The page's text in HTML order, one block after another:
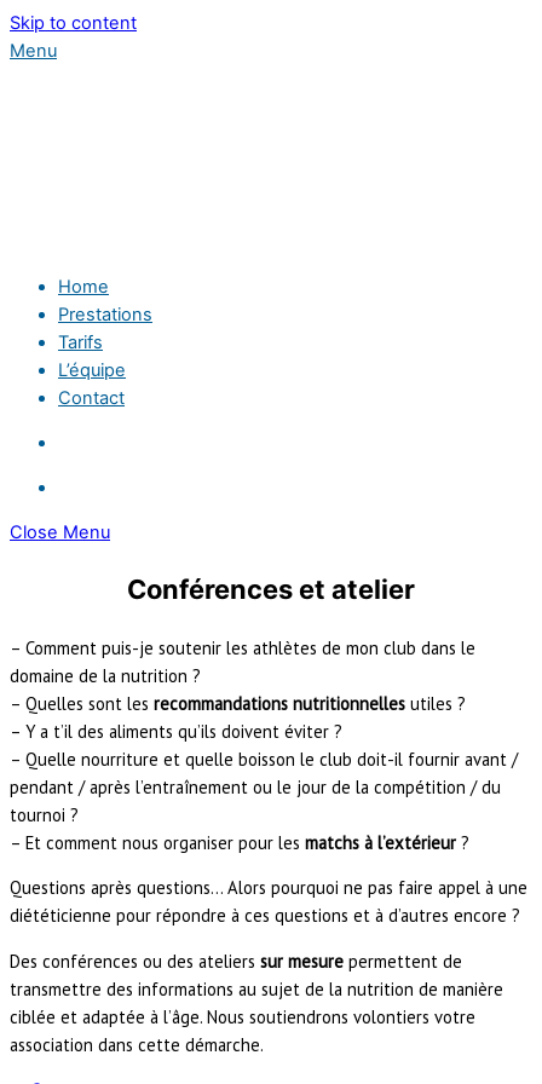
Skip to content
Menu
Home
Prestations
Tarifs
L’équipe
Contact
Close Menu
Conférences et atelier
– Comment puis-je soutenir les athlètes de mon club dans le
domaine de la nutrition ?
– Quelles sont les recommandations nutritionnelles utiles ?
– Y a t’il des aliments qu’ils doivent éviter ?
– Quelle nourriture et quelle boisson le club doit-il fournir avant /
pendant / après l’entraînement ou le jour de la compétition / du
tournoi ?
– Et comment nous organiser pour les matchs à l’extérieur ?
Questions après questions… Alors pourquoi ne pas faire appel à une
diététicienne pour répondre à ces questions et à d’autres encore ?
Des conférences ou des ateliers sur mesure permettent de
transmettre des informations au sujet de la nutrition de manière
ciblée et adaptée à l’âge. Nous soutiendrons volontiers votre
association dans cette démarche.